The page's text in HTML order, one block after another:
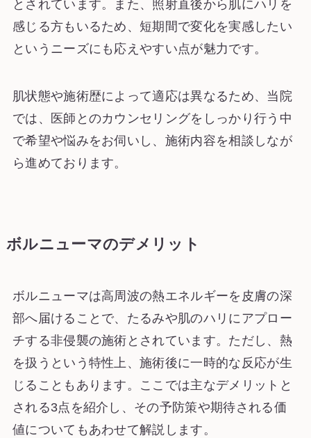
とされています。また、照射直後から肌にハリを
感じる方もいるため、短期間で変化を実感したい
というニーズにも応えやすい点が魅力です。
肌状態や施術歴によって適応は異なるため、当院
では、医師とのカウンセリングをしっかり行う中
で希望や悩みをお伺いし、施術内容を相談しなが
ら進めております。
ボルニューマのデメリット
ボルニューマは高周波の熱エネルギーを皮膚の深
部へ届けることで、たるみや肌のハリにアプロー
チする非侵襲の施術とされています。ただし、熱
を扱うという特性上、施術後に一時的な反応が生
じることもあります。ここでは主なデメリットと
される3点を紹介し、その予防策や期待される価
値についてもあわせて解説します。